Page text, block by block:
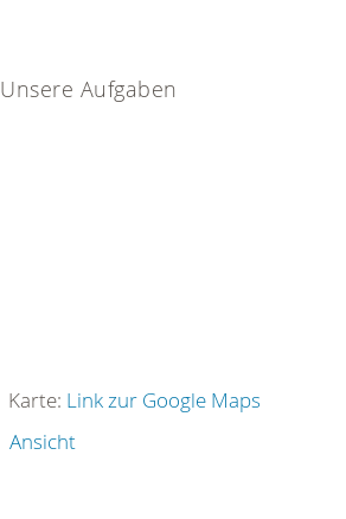
Unsere Aufgaben
Karte: Link zur Google Maps
Ansicht